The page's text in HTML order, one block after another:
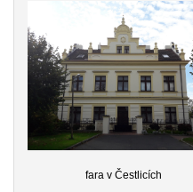
fara v Čestlicích